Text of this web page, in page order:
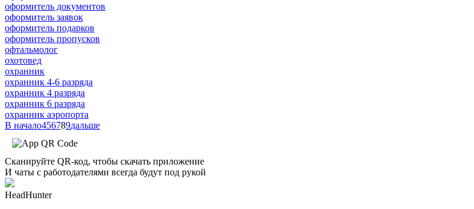
оформитель документов
оформитель заявок
оформитель подарков
оформитель пропусков
офтальмолог
охотовед
охранник
охранник 4-6 разряда
охранник 4 разряда
охранник 6 разряда
охранник аэропорта
В начало456789дальше
Сканируйте QR-код, чтобы скачать приложение
И чаты с работодателями всегда будут под рукой
HeadHunter